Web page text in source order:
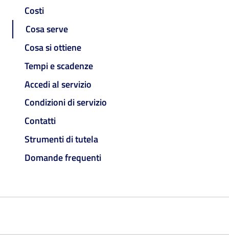
Costi
Cosa serve
Cosa si ottiene
Tempi e scadenze
Accedi al servizio
Condizioni di servizio
Contatti
Strumenti di tutela
Domande frequenti